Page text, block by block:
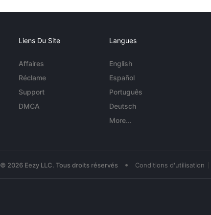
Liens Du Site
Affaires
Réclame
Support
DMCA
Langues
English
Español
Português
Deutsch
More...
© 2026 Eezy LLC. Tous droits réservés • Conditions d'utilisation